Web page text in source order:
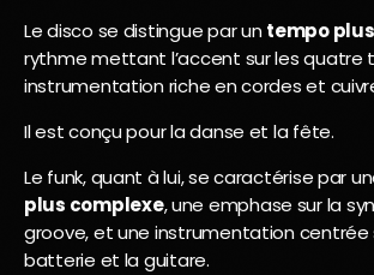
Le disco se distingue par untempo
rythme mettant l’accent sur les quatre
instrumentation riche en cordes et
Il est conçu pour la danse et la fête.
Le funk, quant à lui, se caractérise par
plus complexe, une emphase sur la
groove, et une instrumentation centrée
batterie et la guitare.